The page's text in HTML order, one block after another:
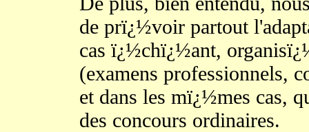
de prï¿½voir partout
cas ï¿½chï¿½ant,
(examens professionnels,
et dans les mï¿½mes cas,
des concours ordinaires.